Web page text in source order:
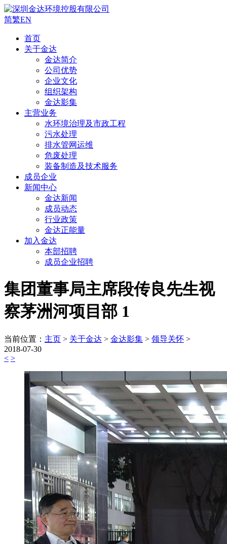
简繁EN
首页
关于金达
金达简介
公司优势
企业文化
组织架构
金达影集
主营业务
水环境治理及市政工程
污水处理
排水管网运维
危废处理
装备制造及技术服务
成员企业
新闻中心
金达新闻
成员动态
行业政策
金达正能量
加入金达
本部招聘
成员企业招聘
集团董事局主席段传良先生视
察茅洲河项目部 1
当前位置： 主页 > 关于金达 > 金达影集 > 领导关怀 >
2018-07-30
< >